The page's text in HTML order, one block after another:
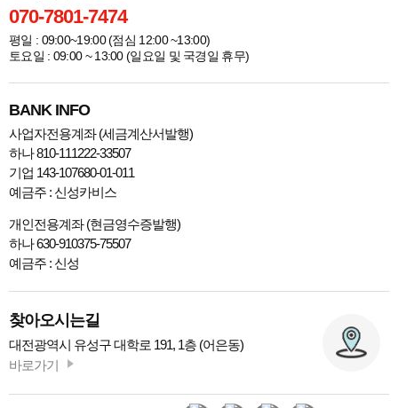
070-7801-7474
평일 : 09:00~19:00 (점심 12:00 ~13:00)
토요일 : 09:00 ~ 13:00 (일요일 및 국경일 휴무)
BANK INFO
사업자전용계좌 (세금계산서발행)
하나 810-111222-33507
기업 143-107680-01-011
예금주 : 신성카비스
개인전용계좌 (현금영수증발행)
하나 630-910375-75507
예금주 : 신성
찾아오시는길
대전광역시 유성구 대학로 191, 1층 (어은동)
바로가기